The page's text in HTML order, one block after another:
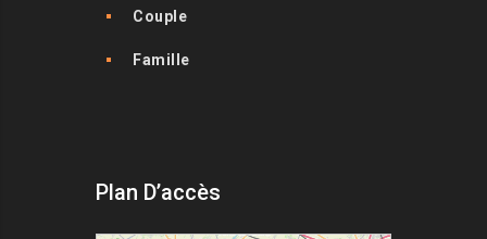
Couple
Famille
Plan D’accès